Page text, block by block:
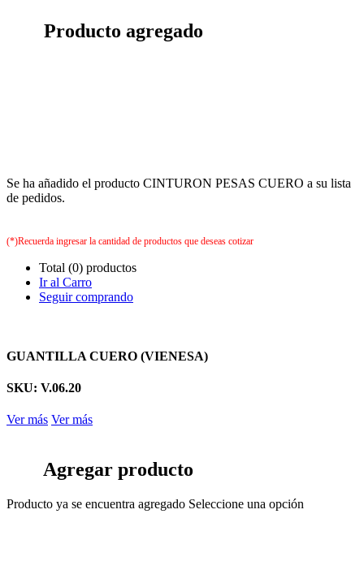
Producto agregado
Se ha añadido el producto CINTURON PESAS CUERO a su lista
de pedidos.
(*)Recuerda ingresar la cantidad de productos que deseas cotizar
Total (0) productos
Ir al Carro
Seguir comprando
GUANTILLA CUERO (VIENESA)
SKU: V.06.20
Ver más Ver más
Agregar producto
Producto ya se encuentra agregado Seleccione una opción